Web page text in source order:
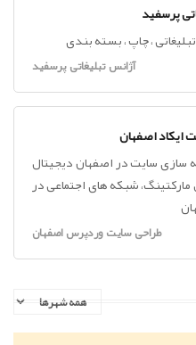
پرسفید
، چاپ ، بسته بندی
آژانس تبلیغاتی پرسفید
اصفهان
سازی سایت در اصفهان دیجیتال
شبکه های اجتماعی در
طراحی سایت وردپرس اصفهان